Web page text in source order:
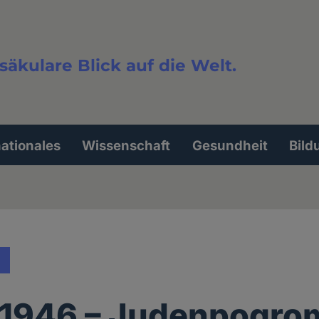
Blick auf die Welt.
Wissenschaft Gesundheit